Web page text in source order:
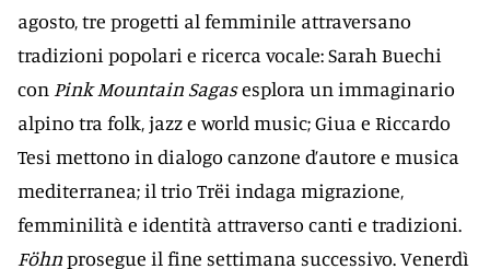
agosto, tre progetti al femminile attraversano
tradizioni popolari e ricerca vocale: Sarah Buechi
con Pink Mountain Sagasesplora un immaginario
alpino tra folk, jazz e world music; Giua e Riccardo
Tesi mettono in dialogo canzone d’autore e musica
mediterranea; il trio Trëi indaga migrazione,
femminilità e identità attraverso canti e tradizioni.
Föhnprosegue il fine settimana successivo. Venerdì